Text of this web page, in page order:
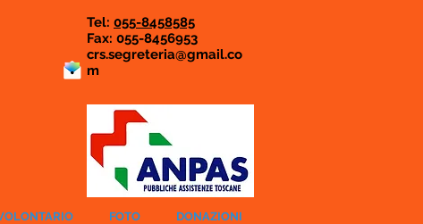
Tel: 055-8458585
Fax: 055-8456953
crs.segreteria@gmail.co
m
FOTO DONAZIONI